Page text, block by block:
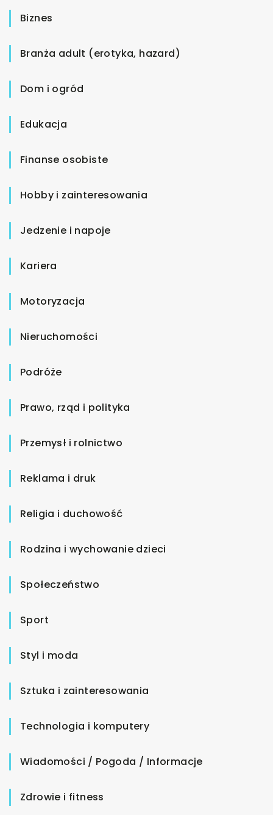
Biznes
Branża adult (erotyka, hazard)
Dom i ogród
Edukacja
Finanse osobiste
Hobby i zainteresowania
Jedzenie i napoje
Kariera
Motoryzacja
Nieruchomości
Podróże
Prawo, rząd i polityka
Przemysł i rolnictwo
Reklama i druk
Religia i duchowość
Rodzina i wychowanie dzieci
Społeczeństwo
Sport
Styl i moda
Sztuka i zainteresowania
Technologia i komputery
Wiadomości / Pogoda / Informacje
Zdrowie i fitness